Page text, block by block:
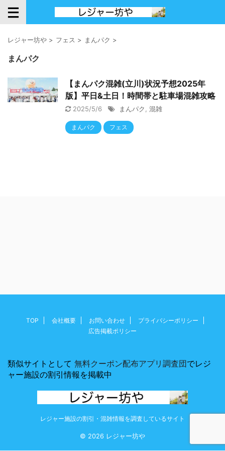
レジャー坊や > フェス > まんパク >
まんパク
【まんパク混雑(立川)状況予想2025年
版】平日&土日！時間帯と駐車場混雑攻略
2025/5/6 まんパク 混雑
まんパク フェス
TOP 会社概要 お問い合わせ
プライバシーポリシー
広告掲載ポリシー
類似サイトとして 無料クーポン配布アプリ調査団でレジ
ャー施設の割引情報を掲載中
レジャー施設の割引・混雑情報を調査しているサイト
© 2026 レジャー坊や